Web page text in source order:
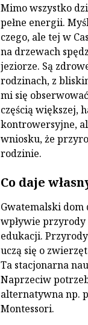
Mimo wszystko
pełne energii.
czego, ale tej w
na drzewach
jeziorze. Są
rodzinach, z
mi się
częścią większej,
kontrowersyjne,
wniosku, że
rodzinie.
Co daje
Gwatemalski dom
wpływie przyrody
edukacji.
uczą się o
Ta stacjonarna
Naprzeciw
alternatywna np.
Montessori.